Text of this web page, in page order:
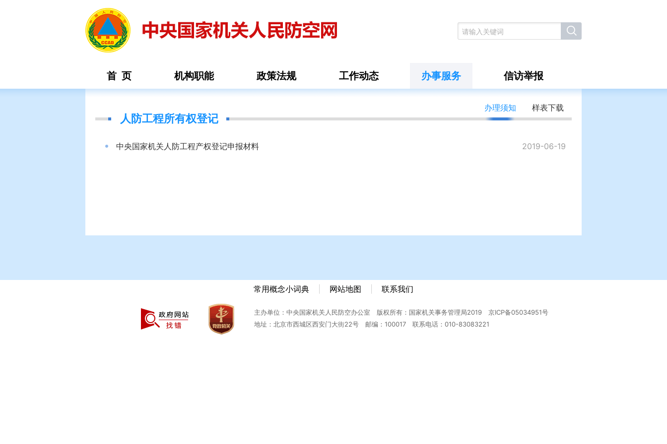
首 页 机构职能 政策法规 工作动态 办事服务 信访举报
人防工程所有权登记
办理须知 样表下载
中央国家机关人防工程产权登记申报材料 2019-06-19
常用概念小词典 网站地图 联系我们
主办单位：中央国家机关人民防空办公室 版权所有：国家机关事务管理局2019 京ICP备05034951号
地址：北京市西城区西安门大街22号 邮编：100017 联系电话：010-83083221